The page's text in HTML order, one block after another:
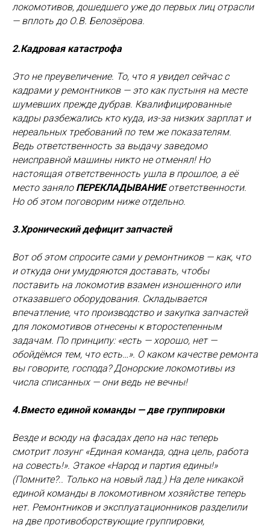
локомотивов, дошедшего уже до первых лиц отрасли
— вплоть до О.В. Белозёрова.
2.Кадровая катастрофа
Это не преувеличение. То, что я увидел сейчас с
кадрами у ремонтников — это как пустыня на месте
шумевших прежде дубрав. Квалифицированные
кадры разбежались кто куда, из-за низких зарплат и
нереальных требований по тем же показателям.
Ведь ответственность за выдачу заведомо
неисправной машины никто не отменял! Но
настоящая ответственность ушла в прошлое, а её
место заняло ПЕРЕКЛАДЫВАНИЕответственности.
Но об этом поговорим ниже отдельно.
3.Хронический дефицит запчастей
Вот об этом спросите сами у ремонтников — как, что
и откуда они умудряются доставать, чтобы
поставить на локомотив взамен изношенного или
отказавшего оборудования. Складывается
впечатление, что производство и закупка запчастей
для локомотивов отнесены к второстепенным
задачам. По принципу: «есть — хорошо, нет —
обойдёмся тем, что есть…». О каком качестве ремонта
вы говорите, господа? Донорские локомотивы из
числа списанных — они ведь не вечны!
4.Вместо единой команды — две группировки
Везде и всюду на фасадах депо на нас теперь
смотрит лозунг «Единая команда, одна цель, работа
на совесть!». Этакое «Народ и партия едины!»
(Помните?.. Только на новый лад.) На деле никакой
единой команды в локомотивном хозяйстве теперь
нет. Ремонтников и эксплуатационников разделили
на две противоборствующие группировки,